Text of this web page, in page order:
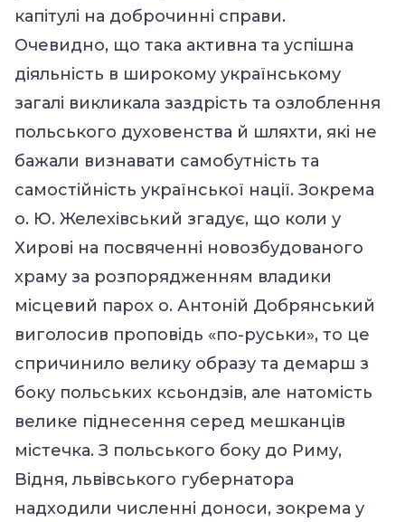
капітулі на доброчинні справи.
Очевидно, що така активна та успішна
діяльність в широкому українському
загалі викликала заздрість та озлоблення
польського духовенства й шляхти, які не
бажали визнавати самобутність та
самостійність української нації. Зокрема
о. Ю. Желехівський згадує, що коли у
Хирові на посвяченні новозбудованого
храму за розпорядженням владики
місцевий парох о. Антоній Добрянський
виголосив проповідь «по-руськи», то це
спричинило велику образу та демарш з
боку польських ксьондзів, але натомість
велике піднесення серед мешканців
містечка. З польського боку до Риму,
Відня, львівського губернатора
надходили численні доноси, зокрема у